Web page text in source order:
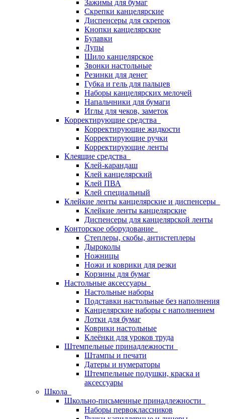
Зажимы для бумаг
Скрепки канцелярские
Диспенсеры для скрепок
Кнопки канцелярские
Булавки
Лупы
Шило канцелярское
Звонки настольные
Резинки для денег
Губка и гель для пальцев
Наборы канцелярских мелочей
Напальчники для бумаги
Иглы для чеков, заметок
Корректирующие средства
Корректирующие жидкости
Корректирующие ручки
Корректирующие ленты
Клеящие средства
Клей-карандаш
Клей канцелярский
Клей ПВА
Клей специальный
Клейкие ленты канцелярские и диспенсеры
Клейкие ленты канцелярские
Диспенсеры для канцелярской ленты
Конторское оборудование
Степлеры, скобы, антистеплеры
Дыроколы
Ножницы
Ножи и коврики для резки
Корзины для бумаг
Настольные аксессуары
Настольные наборы
Подставки настольные без наполнения
Канцелярские наборы с наполнением
Лотки для бумаг
Коврики настольные
Клеёнки для уроков труда
Штемпельные принадлежности
Штампы и печати
Датеры и нумераторы
Штемпельные подушки, краска и
аксессуары
Школа
Школьно-письменные принадлежности
Наборы первоклассников